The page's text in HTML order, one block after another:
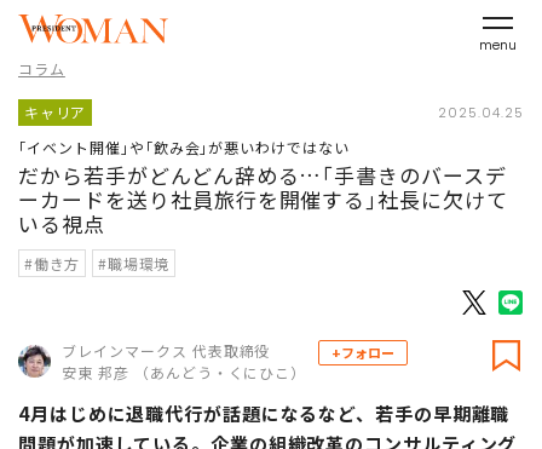
menu
コラム
キャリア 2025.04.25
｢イベント開催｣や｢飲み会｣が悪いわけではない
だから若手がどんどん辞める…｢手書きのバースデ
ーカードを送り社員旅行を開催する｣社長に欠けて
いる視点
#働き方 #職場環境
ブレインマークス 代表取締役
安東 邦彦 （あんどう・くにひこ）
+フォロー
4月はじめに退職代行が話題になるなど、若手の早期離職
問題が加速している。企業の組織改革のコンサルティング